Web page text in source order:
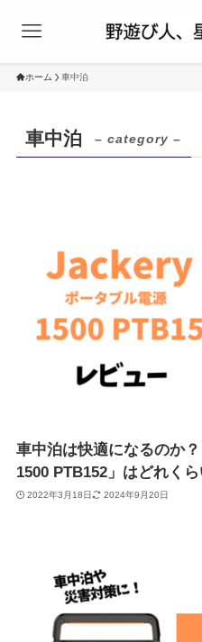
ホーム 車中泊
車中泊 – category –
車中泊は快適になるのか
1500 PTB152」はどれく
2022年3月18日 2024年9月20日